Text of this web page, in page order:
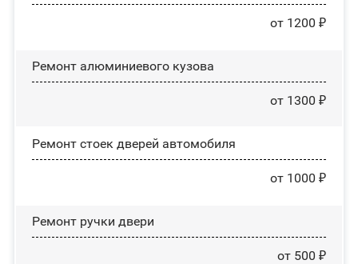
от 1200 ₽
Ремонт алюминиевого кузова
от 1300 ₽
Ремонт стоек дверей автомобиля
от 1000 ₽
Ремонт ручки двери
от 500 ₽